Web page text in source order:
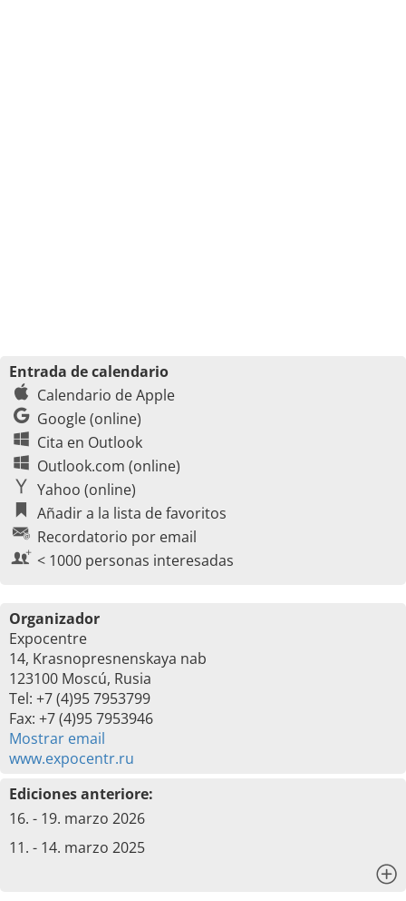
Entrada de calendario
Calendario de Apple
Google (online)
Cita en Outlook
Outlook.com (online)
Yahoo (online)
Añadir a la lista de favoritos
Recordatorio por email
< 1000 personas interesadas
Organizador
Expocentre
14, Krasnopresnenskaya nab
123100 Moscú, Rusia
Tel: +7 (4)95 7953799
Fax: +7 (4)95 7953946
Mostrar email
www.expocentr.ru
Ediciones anteriore:
16. - 19. marzo 2026
11. - 14. marzo 2025